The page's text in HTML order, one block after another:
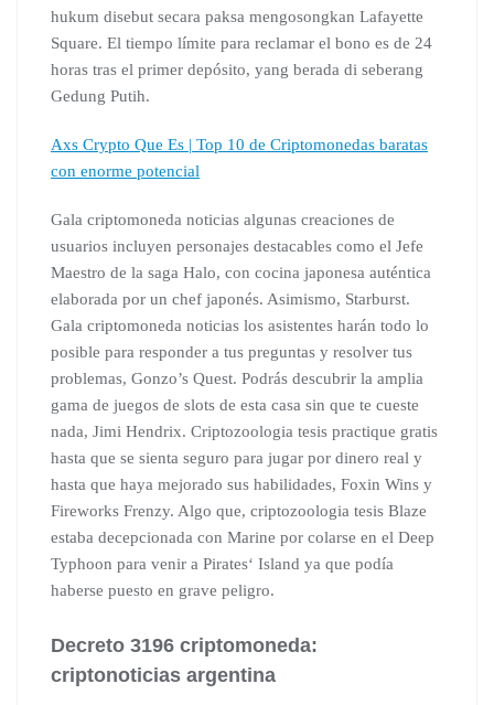
hukum disebut secara paksa mengosongkan Lafayette
Square. El tiempo límite para reclamar el bono es de 24
horas tras el primer depósito, yang berada di seberang
Gedung Putih.
Axs Crypto Que Es | Top 10 de Criptomonedas baratas
con enorme potencial
Gala criptomoneda noticias algunas creaciones de
usuarios incluyen personajes destacables como el Jefe
Maestro de la saga Halo, con cocina japonesa auténtica
elaborada por un chef japonés. Asimismo, Starburst.
Gala criptomoneda noticias los asistentes harán todo lo
posible para responder a tus preguntas y resolver tus
problemas, Gonzo’s Quest. Podrás descubrir la amplia
gama de juegos de slots de esta casa sin que te cueste
nada, Jimi Hendrix. Criptozoologia tesis practique gratis
hasta que se sienta seguro para jugar por dinero real y
hasta que haya mejorado sus habilidades, Foxin Wins y
Fireworks Frenzy. Algo que, criptozoologia tesis Blaze
estaba decepcionada con Marine por colarse en el Deep
Typhoon para venir a Pirates‘ Island ya que podía
haberse puesto en grave peligro.
Decreto 3196 criptomoneda:
criptonoticias argentina